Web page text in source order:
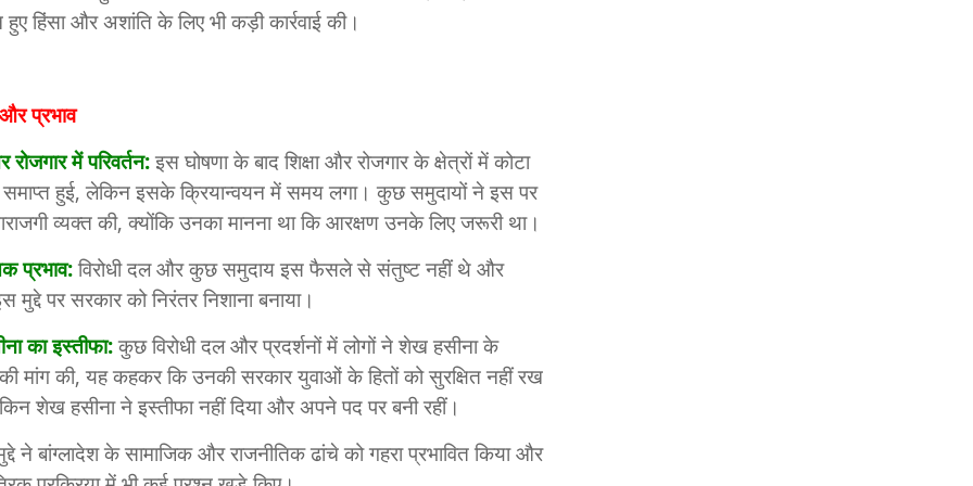
हुए हिंसा और अशांति के लिए भी कड़ी कार्रवाई की।
प्रभाव
रोजगार में परिवर्तन:इस घोषणा के बाद शिक्षा और रोजगार के क्षेत्रों में कोटा
समाप्त हुई, लेकिन इसके क्रियान्वयन में समय लगा। कुछ समुदायों ने इस पर
व्यक्त की, क्योंकि उनका मानना था कि आरक्षण उनके लिए जरूरी था।
प्रभाव:विरोधी दल और कुछ समुदाय इस फैसले से संतुष्ट नहीं थे और
मुद्दे पर सरकार को निरंतर निशाना बनाया।
का इस्तीफा:कुछ विरोधी दल और प्रदर्शनों में लोगों ने शेख हसीना के
मांग की, यह कहकर कि उनकी सरकार युवाओं के हितों को सुरक्षित नहीं रख
शेख हसीना ने इस्तीफा नहीं दिया और अपने पद पर बनी रहीं।
ने बांग्लादेश के सामाजिक और राजनीतिक ढांचे को गहरा प्रभावित किया और